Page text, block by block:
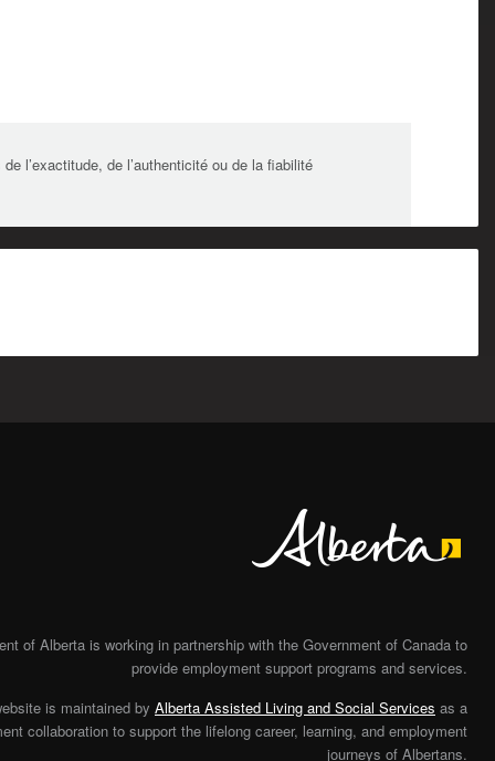
l’exactitude, de l’authenticité ou de la fiabilité
of Alberta is working in partnership with the Government of Canada to
provide employment support programs and services.
is maintained by Alberta Assisted Living and Social Services as a
collaboration to support the lifelong career, learning, and employment
journeys of Albertans.